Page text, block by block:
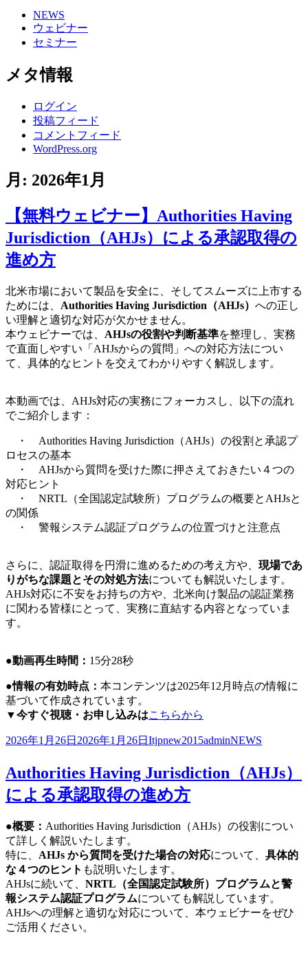
NEWS
ウェビナー
セミナー
メタ情報
ログイン
投稿フィード
コメントフィード
WordPress.org
月: 2026年1月
【無料ウェビナー】Authorities Having
Jurisdiction（AHJs）による承認取得の
進め方
北米市場において製品を安全に、そしてスムーズに上市する
ためには、 Authorities Having Jurisdiction（AHJs） への正し
い理解と適切な対応が欠かせません。
本ウェビナーでは、 AHJsの役割や判断基準を整理し、実務
で直面しやすい「AHJsからの質問」への対応方法につい
て、具体的なヒントを交えてわかりやすく解説します。
本動画では、AHJs対応の実務にフォーカスし、以下の流れ
でご紹介します：
・ Authorities Having Jurisdiction（AHJs）の役割と承認プ
ロセスの基本
・ AHJsから質問を受けた際に押さえておきたい４つの
対応ヒント
・ NRTL（全国認定試験所）プログラムの概要とAHJsと
の関係
・ 警報システム認証プログラムの位置づけと注意点
さらに、認証取得を円滑に進めるための考え方や、 現場であ
りがちな課題とその対処方法についても解説いたします。
AHJs対応に不安をお持ちの方や、北米向け製品の認証業務
に関わる皆様にとって、実務に直結する内容となっていま
す。
●動画再生時間： 15分28秒
●情報の有効時点： 本コンテンツは2025年12月時点の情報に
基づいて作成されています。
▼今すぐ視聴・お申し込みはこちらから
投
日:
2026年1月26日 2026年1月26日 作
者
Itjpnew2015adminカ
リ
NEWS
Authorities Having Jurisdiction（AHJs）
による承認取得の進め方
●概要： Authorities Having Jurisdiction（AHJs）の役割につい
て詳しく解説いたします。
特に、 AHJs から質問を受けた場合の対応について、 具体的
な４つのヒント も説明いたします。
AHJsに続いて、 NRTL（全国認定試験所）プログラムと警
報システム認証プログラムについても解説しています。
AHJsへの理解と適切な対応について、本ウェビナーをぜひ
ご活用ください。